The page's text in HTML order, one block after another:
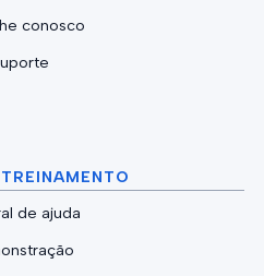
conosco
de ajuda